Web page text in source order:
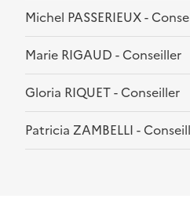
Michel PASSERIEUX -
Marie RIGAUD - Conseiller
Gloria RIQUET - Conseiller
Patricia ZAMBELLI -